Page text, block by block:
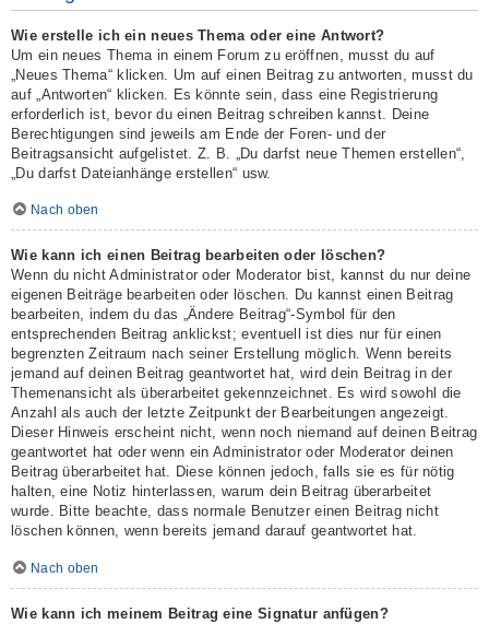
Wie erstelle ich ein neues Thema oder eine Antwort?
Um ein neues Thema in einem Forum zu eröffnen, musst du auf
„Neues Thema“ klicken. Um auf einen Beitrag zu antworten, musst du
auf „Antworten“ klicken. Es könnte sein, dass eine Registrierung
erforderlich ist, bevor du einen Beitrag schreiben kannst. Deine
Berechtigungen sind jeweils am Ende der Foren- und der
Beitragsansicht aufgelistet. Z. B. „Du darfst neue Themen erstellen“,
„Du darfst Dateianhänge erstellen“ usw.
Nach oben
Wie kann ich einen Beitrag bearbeiten oder löschen?
Wenn du nicht Administrator oder Moderator bist, kannst du nur deine
eigenen Beiträge bearbeiten oder löschen. Du kannst einen Beitrag
bearbeiten, indem du das „Ändere Beitrag“-Symbol für den
entsprechenden Beitrag anklickst; eventuell ist dies nur für einen
begrenzten Zeitraum nach seiner Erstellung möglich. Wenn bereits
jemand auf deinen Beitrag geantwortet hat, wird dein Beitrag in der
Themenansicht als überarbeitet gekennzeichnet. Es wird sowohl die
Anzahl als auch der letzte Zeitpunkt der Bearbeitungen angezeigt.
Dieser Hinweis erscheint nicht, wenn noch niemand auf deinen Beitrag
geantwortet hat oder wenn ein Administrator oder Moderator deinen
Beitrag überarbeitet hat. Diese können jedoch, falls sie es für nötig
halten, eine Notiz hinterlassen, warum dein Beitrag überarbeitet
wurde. Bitte beachte, dass normale Benutzer einen Beitrag nicht
löschen können, wenn bereits jemand darauf geantwortet hat.
Nach oben
Wie kann ich meinem Beitrag eine Signatur anfügen?